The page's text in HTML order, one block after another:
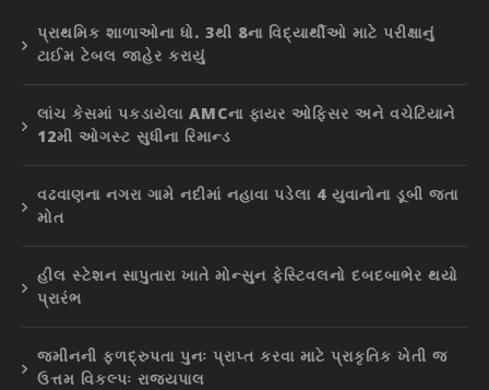
પ્રાથમિક શાળાઓના ધો. 3થી 8ના વિદ્યાર્થીઓ માટે પરીક્ષાનું
ટાઈમ ટેબલ જાહેર કરાયું
લાંચ કેસમાં પકડાયેલા AMCના ફાયર ઓફિસર અને વચેટિયાને
12મી ઓગસ્ટ સુધીના રિમાન્ડ
વઢવાણના નગરા ગામે નદીમાં નહાવા પડેલા 4 યુવાનોના ડૂબી જતા
મોત
હીલ સ્ટેશન સાપુતારા ખાતે મોન્સુન ફેસ્ટિવલનો દબદબાભેર થયો
પ્રારંભ
જમીનની ફળદ્રુપતા પુનઃ પ્રાપ્ત કરવા માટે પ્રાકૃતિક ખેતી જ
ઉત્તમ વિકલ્પઃ રાજ્યપાલ